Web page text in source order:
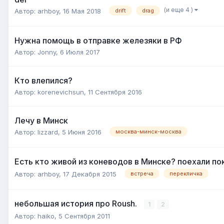
Автор: arhboy, 16 Мая 2018 drift drag (и еще 4 )
Нужна помощь в отправке железяки в РФ
Автор: Jonny, 6 Июля 2017
Кто влепился?
Автор: korenevichsun, 11 Сентября 2016
Лечу в Минск
Автор: lizzard, 5 Июня 2016 москва-минск-москва
Есть кто живой из коневодов в Минске? поехали
Автор: arhboy, 17 Декабря 2015 встреча перекличка
небольшая история про Roush. 1 2
Автор: haiko, 5 Сентября 2011